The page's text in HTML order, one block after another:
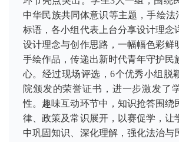
中华民族共同体意识等主题，手绘法
标语，各小组代表上台分享设计理念
设计理念与创作思路，一幅幅色彩鲜
手绘作品，传递出新时代青年守护民
心。经过现场评选，6个优秀小组脱
院颁发的荣誉证书，进一步激发了
性。 趣味互动环节中，知识抢答围绕
律、政策及常识展开，以赛促学，让
中巩固知识、深化理解，强化法治与